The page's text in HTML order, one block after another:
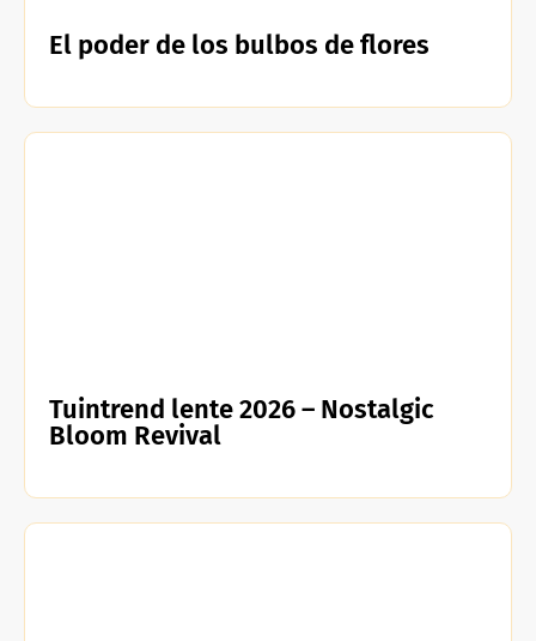
El poder de los bulbos de flores
Tuintrend lente 2026 – Nostalgic
Bloom Revival